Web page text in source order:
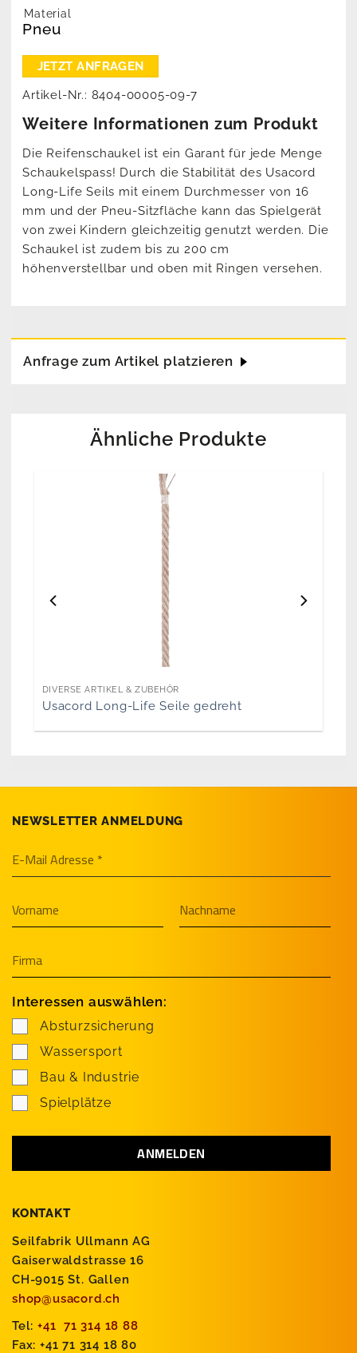
Material
Pneu
Artikel-Nr.: 8404-00005-09-7
Weitere Informationen zum Produkt
Die Reifenschaukel ist ein Garant für jede Menge
Schaukelspass! Durch die Stabilität des Usacord
Long-Life Seils mit einem Durchmesser von 16
mm und der Pneu-Sitzfläche kann das Spielgerät
von zwei Kindern gleichzeitig genutzt werden. Die
Schaukel ist zudem bis zu 200 cm
höhenverstellbar und oben mit Ringen versehen.
Anfrage zum Artikel platzieren
Ähnliche Produkte
DIVERSE ARTIKEL & ZUBEHÖR
Usacord Long-Life Seile gedreht
KONTAKT
Seilfabrik Ullmann AG
Gaiserwaldstrasse 16
CH-9015 St. Gallen
shop@usacord.ch
Tel: +41 71 314 18 88
Fax: +41 71 314 18 80
NEWSLETTER ANMELDUNG
Interessen auswählen:
Absturzsicherung
Wassersport
Bau & Industrie
Spielplätze